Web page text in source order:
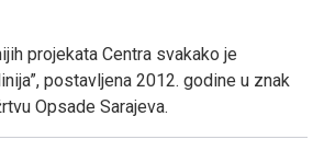
projekata Centra svakako je
postavljena 2012. godine u znak
Opsade Sarajeva.